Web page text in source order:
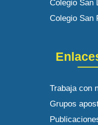
Colegio San
Colegio San
Trabaja con
Grupos